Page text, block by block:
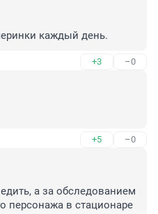
каждый день.
+3 –0
+5 –0
а за обследованием
персонажа в стационаре